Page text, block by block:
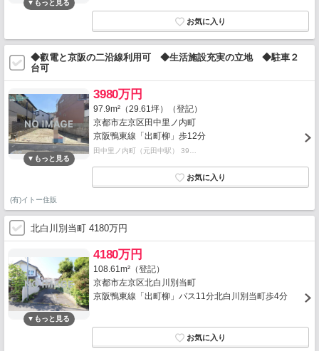
◆叡電と京阪の二沿線利用可 ◆生活施設充実の立地 ◆駐車２
台可
3980万円
97.9m²（29.61坪）（登記）
京都市左京区田中里ノ内町
京阪鴨東線「出町柳」歩12分
田中里ノ内町（元田中駅） 39…
(有)イトー住販
北白川別当町 4180万円
4180万円
108.61m²（登記）
京都市左京区北白川別当町
京阪鴨東線「出町柳」バス11分北白川別当町歩4分